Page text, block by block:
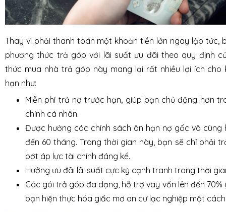
Thay vì phải thanh toán một khoản tiền lớn ngay lập tức,
phương thức trả góp với lãi suất ưu đãi theo quy định
thức mua nhà trả góp này mang lại rất nhiều lợi ích cho
hạn như:
Miễn phí trả nợ trước hạn, giúp bạn chủ động hơn
chính cá nhân.
Được hưởng các chính sách ân hạn nợ gốc vô cùng
đến 60 tháng. Trong thời gian này, bạn sẽ chỉ phải
bớt áp lực tài chính đáng kể.
Hưởng ưu đãi lãi suất cực kỳ cạnh tranh trong thời
Các gói trả góp đa dạng, hỗ trợ vay vốn lên đến 70%
bạn hiện thực hóa giấc mơ an cư lạc nghiệp một